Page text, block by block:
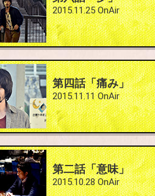
2015.11.25 OnAir
#4
第四話「痛み」
2015.11.11 OnAir
#2
第二話「意味」
2015.10.28 OnAir